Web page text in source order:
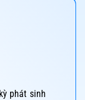
phát sinh